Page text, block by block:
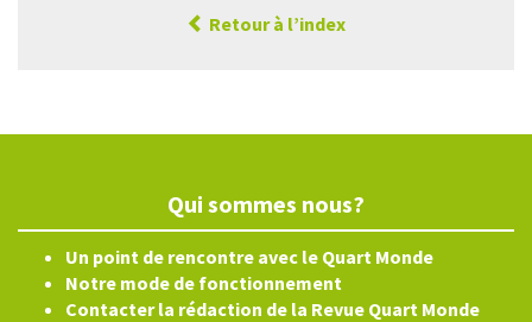
Retour à l’index
Qui sommes nous?
Un point de rencontre avec le Quart Monde
Notre mode de fonctionnement
Contacter la rédaction de la Revue Quart Monde